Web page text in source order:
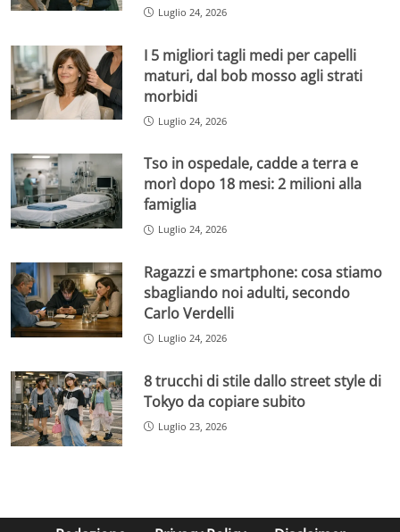
Luglio 24, 2026
I 5 migliori tagli medi per capelli
maturi, dal bob mosso agli strati
morbidi
Luglio 24, 2026
Tso in ospedale, cadde a terra e
morì dopo 18 mesi: 2 milioni alla
famiglia
Luglio 24, 2026
Ragazzi e smartphone: cosa stiamo
sbagliando noi adulti, secondo
Carlo Verdelli
Luglio 24, 2026
8 trucchi di stile dallo street style di
Tokyo da copiare subito
Luglio 23, 2026